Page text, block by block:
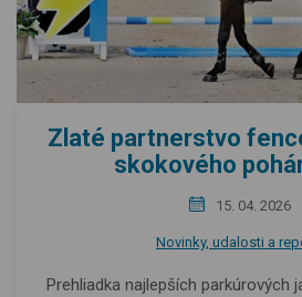
Zlaté partnerstvo
skokového
15. 04. 2026
Novinky, udalosti a
Prehliadka najlepších parkúrových